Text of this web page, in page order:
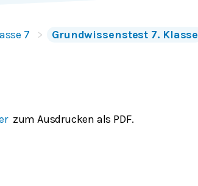
7 Grundwissenstest 7. Klasse
zum Ausdrucken als PDF.